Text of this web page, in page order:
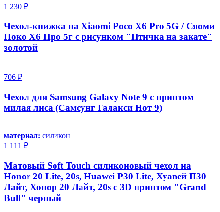
1 230 ₽
Чехол-книжка на Xiaomi Poco X6 Pro 5G / Сяоми
Поко Х6 Про 5г с рисунком "Птичка на закате"
золотой
706 ₽
Чехол для Samsung Galaxy Note 9 с принтом
милая лиса (Самсунг Галакси Нот 9)
материал: силикон
1 111 ₽
Матовый Soft Touch силиконовый чехол на
Honor 20 Lite, 20s, Huawei P30 Lite, Хуавей П30
Лайт, Хонор 20 Лайт, 20s с 3D принтом "Grand
Bull" черный